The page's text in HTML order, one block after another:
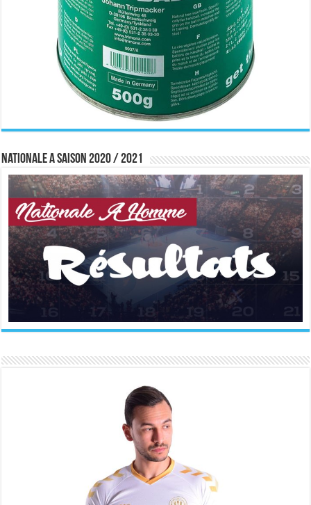
Nationale A saison 2020 / 2021